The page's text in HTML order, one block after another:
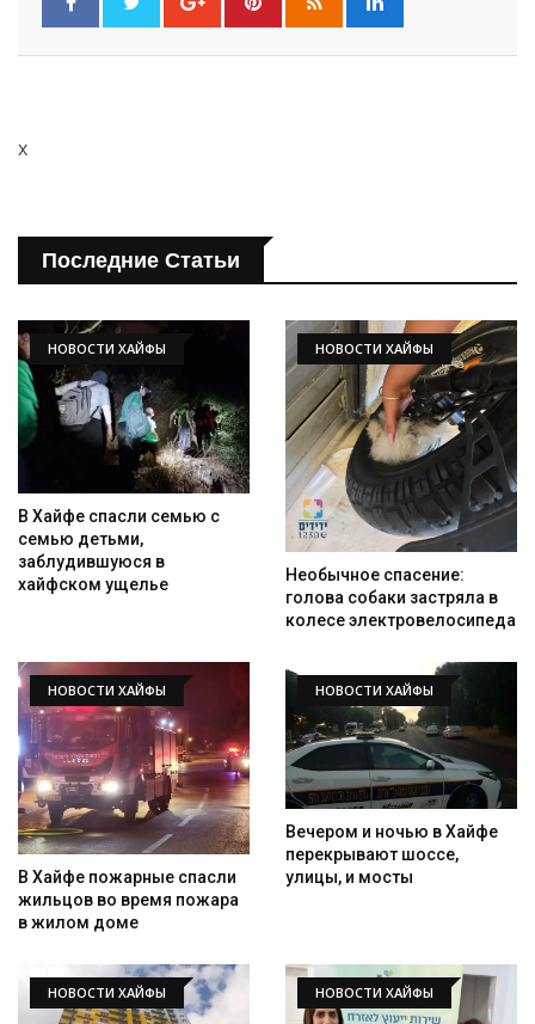
x
Последние Статьи
НОВОСТИ ХАЙФЫ
В Хайфе спасли семью с
семью детьми,
заблудившуюся в
хайфском ущелье
НОВОСТИ ХАЙФЫ
Необычное спасение:
голова собаки застряла в
колесе электровелосипеда
НОВОСТИ ХАЙФЫ
В Хайфе пожарные спасли
жильцов во время пожара
в жилом доме
НОВОСТИ ХАЙФЫ
Вечером и ночью в Хайфе
перекрывают шоссе,
улицы, и мосты
НОВОСТИ ХАЙФЫ НОВОСТИ ХАЙФЫ